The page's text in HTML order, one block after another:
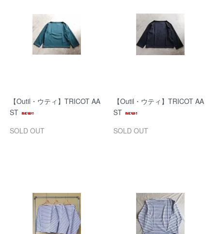
【Outil・ウティ】TRICOT AA
ST
SOLD OUT
【Outil・ウティ】TRICOT AA
ST
SOLD OUT